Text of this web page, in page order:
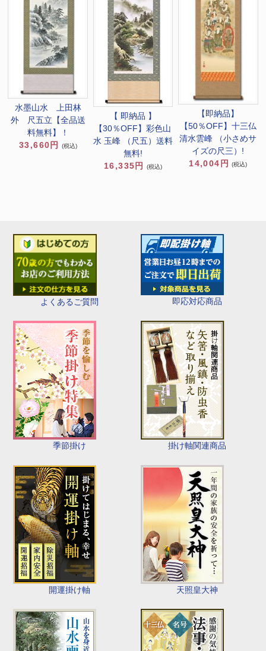
よくあるご質問 即応対応商品
季節掛け 掛け軸関連商品
開運掛け軸 天照皇大神
水墨山水 上田林
外 尺五立【全品送
料無料】！
33,660円
(税込)
【 即納品 】
【30％OFF】彩色山
水 玉峰 （尺五）送料
無料!
16,335円
(税込)
【即納品】
【50％OFF】十三仏
清水雲峰 （小さめサ
イズの尺三）!
14,004円
(税込)